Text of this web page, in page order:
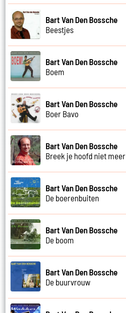
Bart Van Den Bossche
Beestjes
Bart Van Den Bossche
Boem
Bart Van Den Bossche
Boer Bavo
Bart Van Den Bossche
Breek je hoofd niet meer
Bart Van Den Bossche
De boerenbuiten
Bart Van Den Bossche
De boom
Bart Van Den Bossche
De buurvrouw